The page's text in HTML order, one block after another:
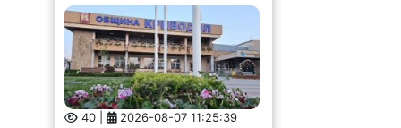
40 | 2026-08-07 11:25:39